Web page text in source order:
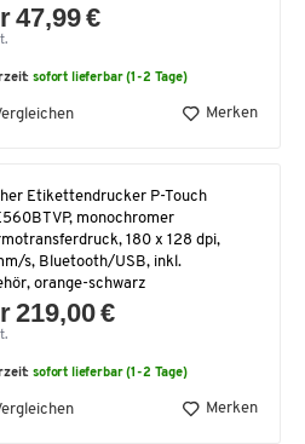
47,99 €
sofort lieferbar (1-2 Tage)
Merken
Etikettendrucker P-Touch
monochromer
180 x 128 dpi,
s, Bluetooth/USB, inkl.
orange-schwarz
219,00 €
sofort lieferbar (1-2 Tage)
Merken